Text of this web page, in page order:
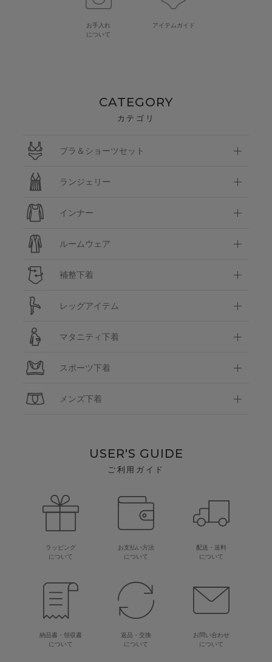
お手入れ
について
アイテムガイド
CATEGORY
カテゴリ
ブラ＆ショーツセット
ランジェリー
インナー
ルームウェア
補整下着
レッグアイテム
マタニティ下着
スポーツ下着
メンズ下着
USER'S GUIDE
ご利用ガイド
ラッピング
について
お支払い方法
について
配送・送料
について
納品書・領収書
について
返品・交換
について
お問い合わせ
について